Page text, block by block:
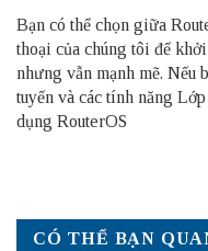
Bạn có thể chọn giữa
thoại của chúng tôi để
nhưng vẫn mạnh mẽ. Nếu
tuyến và các tính năng
dụng RouterOS
CÓ THỂ BẠN